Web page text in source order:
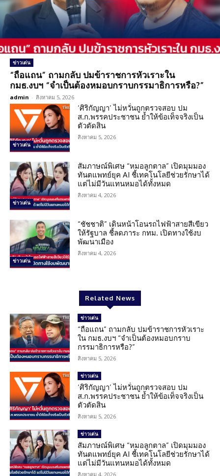
ข่าวเด่น
“ถือแถน” ถามกลับ ปมข้าราชการหัวเราะใน
กมธ.งบฯ “จำเป็นต้องหมอบกราบกรรมาธิการหรือ?”
admin - สิงหาคม 5, 2026
ข่าวเด่น
‘ศิริกัญญา’ ไม่หวั่นถูกตรวจสอบ ปม
ส.ก.พรรคประชาชน ย้ำให้ข้อเท็จจริงเป็น
ตัวตัดสิน
สิงหาคม 5, 2026
ข่าวเด่น
สัมภาษณ์พิเศษ “หมอลูกตาล” เปิดมุมมอง
ทันตแพทย์ยุค AI ชี้เทคโนโลยีช่วยรักษาได้
แต่ไม่มีวันแทนหมอได้ทั้งหมด
สิงหาคม 4, 2026
ข่าวเด่น
“ชัชชาติ” เดินหน้าโอนรถไฟฟ้าสายสีเขียว
ให้รัฐบาล ชี้ลดภาระ กทม. เปิดทางใช้งบ
พัฒนาเมือง
สิงหาคม 4, 2026
Related News
ข่าวเด่น
“ถือแถน” ถามกลับ ปมข้าราชการหัวเราะ
ใน กมธ.งบฯ “จำเป็นต้องหมอบกราบ
กรรมาธิการหรือ?”
สิงหาคม 5, 2026
ข่าวเด่น
‘ศิริกัญญา’ ไม่หวั่นถูกตรวจสอบ ปม
ส.ก.พรรคประชาชน ย้ำให้ข้อเท็จจริงเป็น
ตัวตัดสิน
สิงหาคม 5, 2026
ข่าวเด่น
สัมภาษณ์พิเศษ “หมอลูกตาล” เปิดมุมมอง
ทันตแพทย์ยุค AI ชี้เทคโนโลยีช่วยรักษาได้
แต่ไม่มีวันแทนหมอได้ทั้งหมด
สิงหาคม 4, 2026